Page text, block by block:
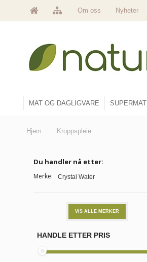
Om oss Nyheter
MAT OG DAGLIGVARE SUPERMAT
Hjem — Kroppspleie
Du handler nå etter:
Merke: Crystal Water
VIS ALLE MERKER
HANDLE ETTER PRIS